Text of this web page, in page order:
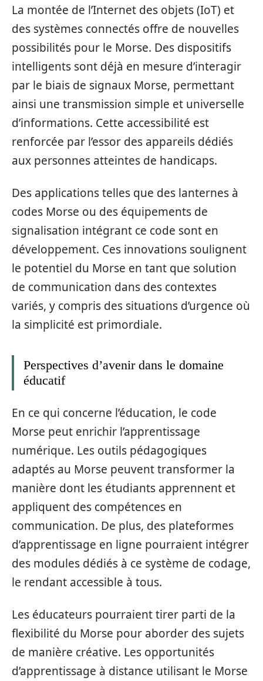
La montée de l’Internet des objets (IoT) et
des systèmes connectés offre de nouvelles
possibilités pour le Morse. Des dispositifs
intelligents sont déjà en mesure d’interagir
par le biais de signaux Morse, permettant
ainsi une transmission simple et universelle
d’informations. Cette accessibilité est
renforcée par l’essor des appareils dédiés
aux personnes atteintes de handicaps.
Des applications telles que des lanternes à
codes Morse ou des équipements de
signalisation intégrant ce code sont en
développement. Ces innovations soulignent
le potentiel du Morse en tant que solution
de communication dans des contextes
variés, y compris des situations d’urgence où
la simplicité est primordiale.
Perspectives d’avenir dans le domaine
éducatif
En ce qui concerne l’éducation, le code
Morse peut enrichir l’apprentissage
numérique. Les outils pédagogiques
adaptés au Morse peuvent transformer la
manière dont les étudiants apprennent et
appliquent des compétences en
communication. De plus, des plateformes
d’apprentissage en ligne pourraient intégrer
des modules dédiés à ce système de codage,
le rendant accessible à tous.
Les éducateurs pourraient tirer parti de la
flexibilité du Morse pour aborder des sujets
de manière créative. Les opportunités
d’apprentissage à distance utilisant le Morse